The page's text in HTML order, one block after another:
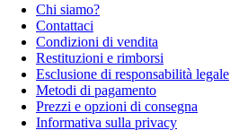
Chi siamo?
Contattaci
Condizioni di vendita
Restituzioni e rimborsi
Esclusione di responsabilità legale
Metodi di pagamento
Prezzi e opzioni di consegna
Informativa sulla privacy